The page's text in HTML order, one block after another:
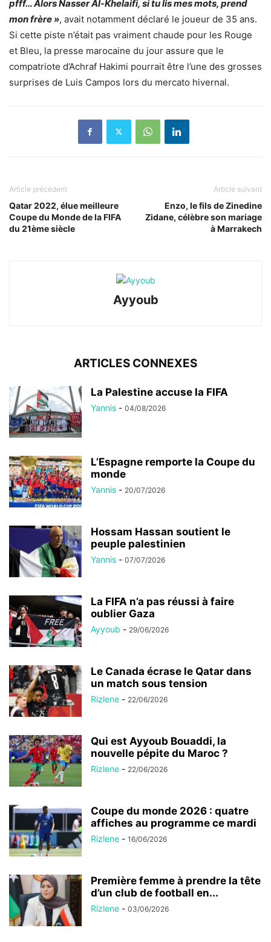
pfff… Alors Nasser Al-Khelaifi, si tu lis mes mots, prend
mon frère », avait notamment déclaré le joueur de 35 ans.
Si cette piste n’était pas vraiment chaude pour les Rouge
et Bleu, la presse marocaine du jour assure que le
compatriote d’Achraf Hakimi pourrait être l’une des grosses
surprises de Luis Campos lors du mercato hivernal.
Article précédent
Qatar 2022, élue meilleure
Coupe du Monde de la FIFA
du 21ème siècle
Article suivant
Enzo, le fils de Zinedine
Zidane, célèbre son mariage
à Marrakech
Ayyoub
ARTICLES CONNEXES
La Palestine accuse la FIFA
Yannis - 04/08/2026
L’Espagne remporte la Coupe du
monde
Yannis - 20/07/2026
Hossam Hassan soutient le
peuple palestinien
Yannis - 07/07/2026
La FIFA n’a pas réussi à faire
oublier Gaza
Ayyoub - 29/06/2026
Le Canada écrase le Qatar dans
un match sous tension
Rizlene - 22/06/2026
Qui est Ayyoub Bouaddi, la
nouvelle pépite du Maroc ?
Rizlene - 22/06/2026
Coupe du monde 2026 : quatre
affiches au programme ce mardi
Rizlene - 16/06/2026
Première femme à prendre la tête
d’un club de football en...
Rizlene - 03/06/2026